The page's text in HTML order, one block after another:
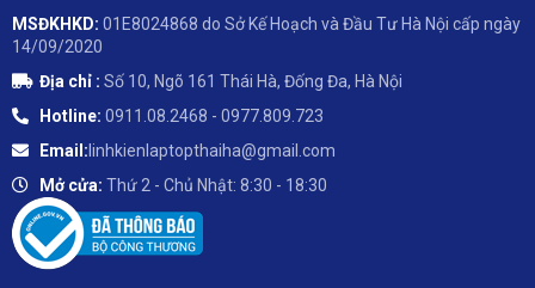
MSĐKHKD: 01E8024868 do Sở Kế Hoạch và Đầu Tư Hà Nội cấp ngày
14/09/2020
Địa chỉ : Số 10, Ngõ 161 Thái Hà, Đống Đa, Hà Nội
Hotline: 0911.08.2468 - 0977.809.723
Email: linhkienlaptopthaiha@gmail.com
Mở cửa: Thứ 2 - Chủ Nhật: 8:30 - 18:30